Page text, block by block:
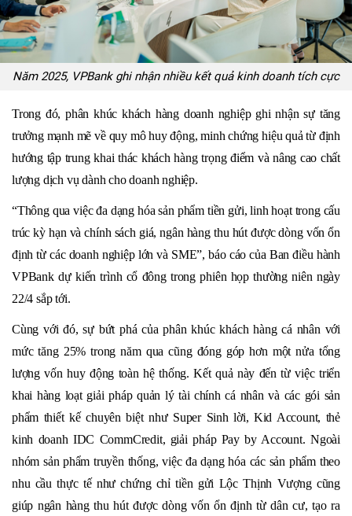
Năm 2025, VPBank ghi nhận nhiều kết quả kinh doanh tích cực
Trong đó, phân khúc khách hàng doanh nghiệp ghi nhận sự tăng
trưởng mạnh mẽ về quy mô huy động, minh chứng hiệu quả từ định
hướng tập trung khai thác khách hàng trọng điểm và nâng cao chất
lượng dịch vụ dành cho doanh nghiệp.
“Thông qua việc đa dạng hóa sản phẩm tiền gửi, linh hoạt trong cấu
trúc kỳ hạn và chính sách giá, ngân hàng thu hút được dòng vốn ổn
định từ các doanh nghiệp lớn và SME”, báo cáo của Ban điều hành
VPBank dự kiến trình cổ đông trong phiên họp thường niên ngày
22/4 sắp tới.
Cùng với đó, sự bứt phá của phân khúc khách hàng cá nhân với
mức tăng 25% trong năm qua cũng đóng góp hơn một nửa tổng
lượng vốn huy động toàn hệ thống. Kết quả này đến từ việc triển
khai hàng loạt giải pháp quản lý tài chính cá nhân và các gói sản
phẩm thiết kế chuyên biệt như Super Sinh lời, Kid Account, thẻ
kinh doanh IDC CommCredit, giải pháp Pay by Account. Ngoài
nhóm sản phẩm truyền thống, việc đa dạng hóa các sản phẩm theo
nhu cầu thực tế như chứng chỉ tiền gửi Lộc Thịnh Vượng cũng
giúp ngân hàng thu hút được dòng vốn ổn định từ dân cư, tạo ra